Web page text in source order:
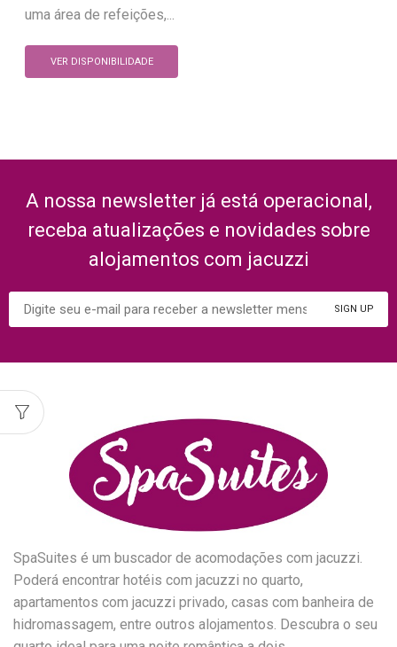
uma área de refeições,...
VER DISPONIBILIDADE
A nossa newsletter já está operacional,
receba atualizações e novidades sobre
alojamentos com jacuzzi
SpaSuites é um buscador de acomodações com jacuzzi.
Poderá encontrar hotéis com jacuzzi no quarto,
apartamentos com jacuzzi privado, casas com banheira de
hidromassagem, entre outros alojamentos. Descubra o seu